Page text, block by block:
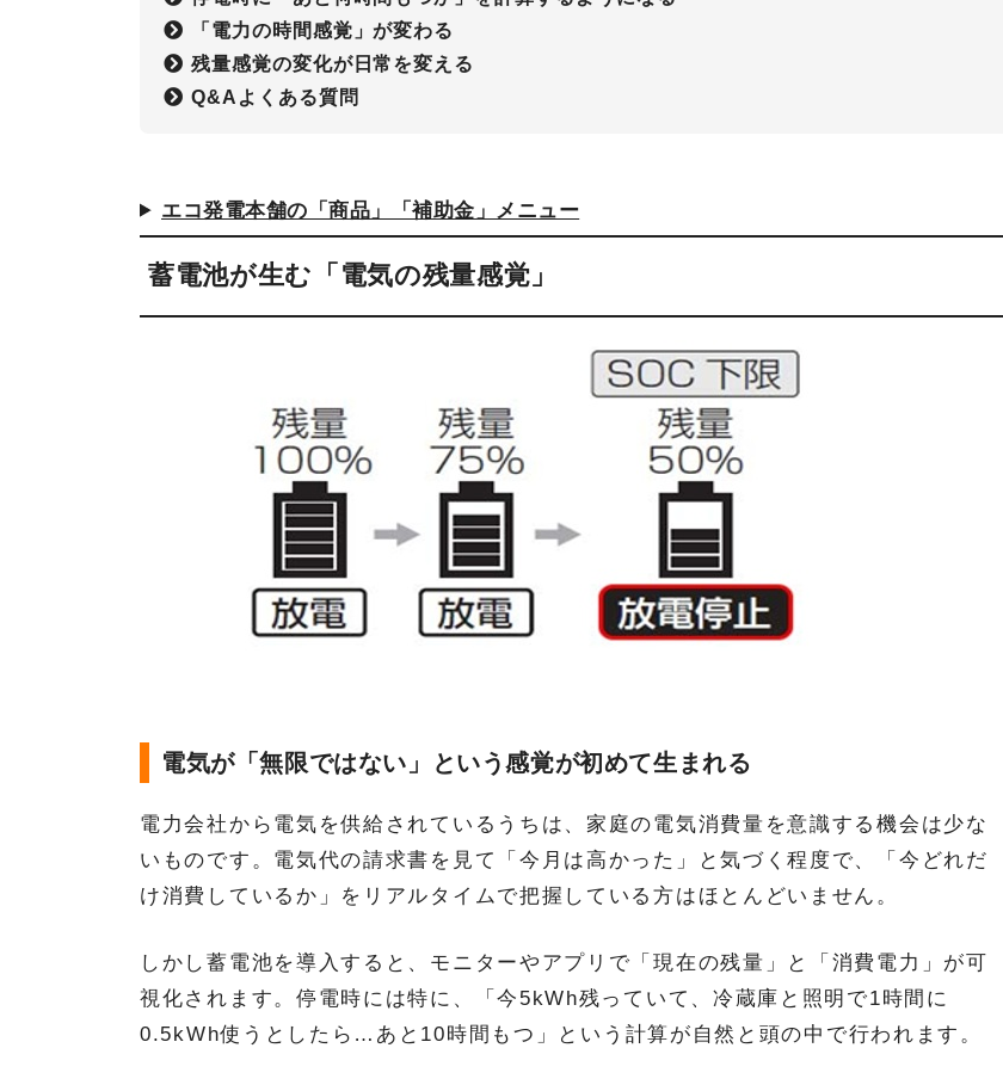
「電力の時間感覚」が変わる
残量感覚の変化が日常を変える
Q&Aよくある質問
エコ発電本舗の「商品」「補助金」メニュー
蓄電池が生む「電気の残量感覚」
電気が「無限ではない」という感覚が初めて生まれる
電力会社から電気を供給されているうちは、家庭の電気消費量を意識する機会は少な
いものです。電気代の請求書を見て「今月は高かった」と気づく程度で、「今どれだ
け消費しているか」をリアルタイムで把握している方はほとんどいません。
しかし蓄電池を導入すると、モニターやアプリで「現在の残量」と「消費電力」が可
視化されます。停電時には特に、「今5kWh残っていて、冷蔵庫と照明で1時間に
0.5kWh使うとしたら…あと10時間もつ」という計算が自然と頭の中で行われます。